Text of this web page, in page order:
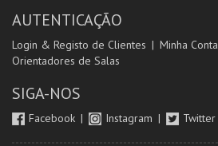
AUTENTICAÇÃO
Login & Registo de Clientes Minha Conta
Orientadores de Salas
SIGA-NOS
Facebook Instagram Twitter